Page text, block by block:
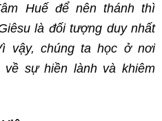
Huế để nên thánh thì
là đối tượng duy nhất
vậy, chúng ta học ở nơi
về sự hiền lành và khiêm